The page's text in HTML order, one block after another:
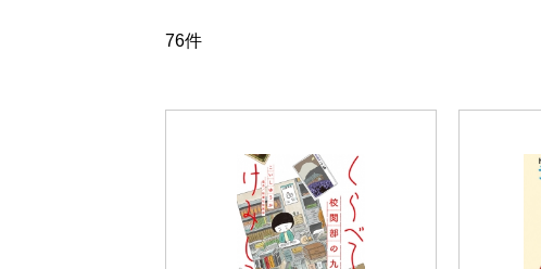
76件